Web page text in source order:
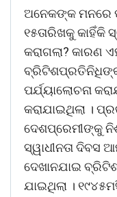
ଅନେକଙ୍କ ମନରେ
୧୫ତାରିଖକୁ କାହିଁକି
କରାଗଲା? କାରଣ
ବ୍ରିଟିଶପ୍ରତିନିଧିଙ୍କ
ପର୍ଯ୍ୟାଲୋଚନା
କରାଯାଇଥିଲା ।
ଦେଶପ୍ରେମୀଙ୍କୁ
ସ୍ୱାଧୀନତା ଦିବସ
ଦେଖାନଯାଇ
ଯାଇଥିଲା ।